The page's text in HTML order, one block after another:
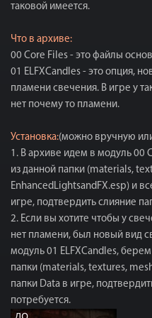
таковой имеется.
Что в архиве:
00 Core Files - это файлы
01 ELFXCandles - это опция,
пламени свечения. В игре у
нет почему то пламени.
Установка:(можно вручную
1. В архиве идем в модуль 00
из данной папки (materials,
EnhancedLightsandFX.esp) и
игре, подтвердить слияние
2. Если вы хотите чтобы у
нет пламени, был новый вид
модуль 01 ELFXCandles,
папки (materials, textures,
папки Data в игре,
потребуется.